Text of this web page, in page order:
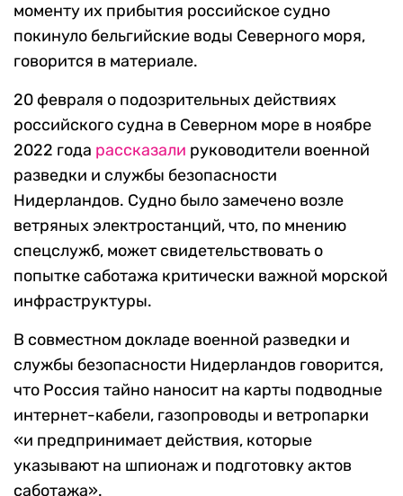
моменту их прибытия российское судно
покинуло бельгийские воды Северного моря,
говорится в материале.
20 февраля о подозрительных действиях
российского судна в Северном море в ноябре
2022 года рассказали руководители военной
разведки и службы безопасности
Нидерландов. Судно было замечено возле
ветряных электростанций, что, по мнению
спецслужб, может свидетельствовать о
попытке саботажа критически важной морской
инфраструктуры.
В совместном докладе военной разведки и
службы безопасности Нидерландов говорится,
что Россия тайно наносит на карты подводные
интернет-кабели, газопроводы и ветропарки
«и предпринимает действия, которые
указывают на шпионаж и подготовку актов
саботажа».